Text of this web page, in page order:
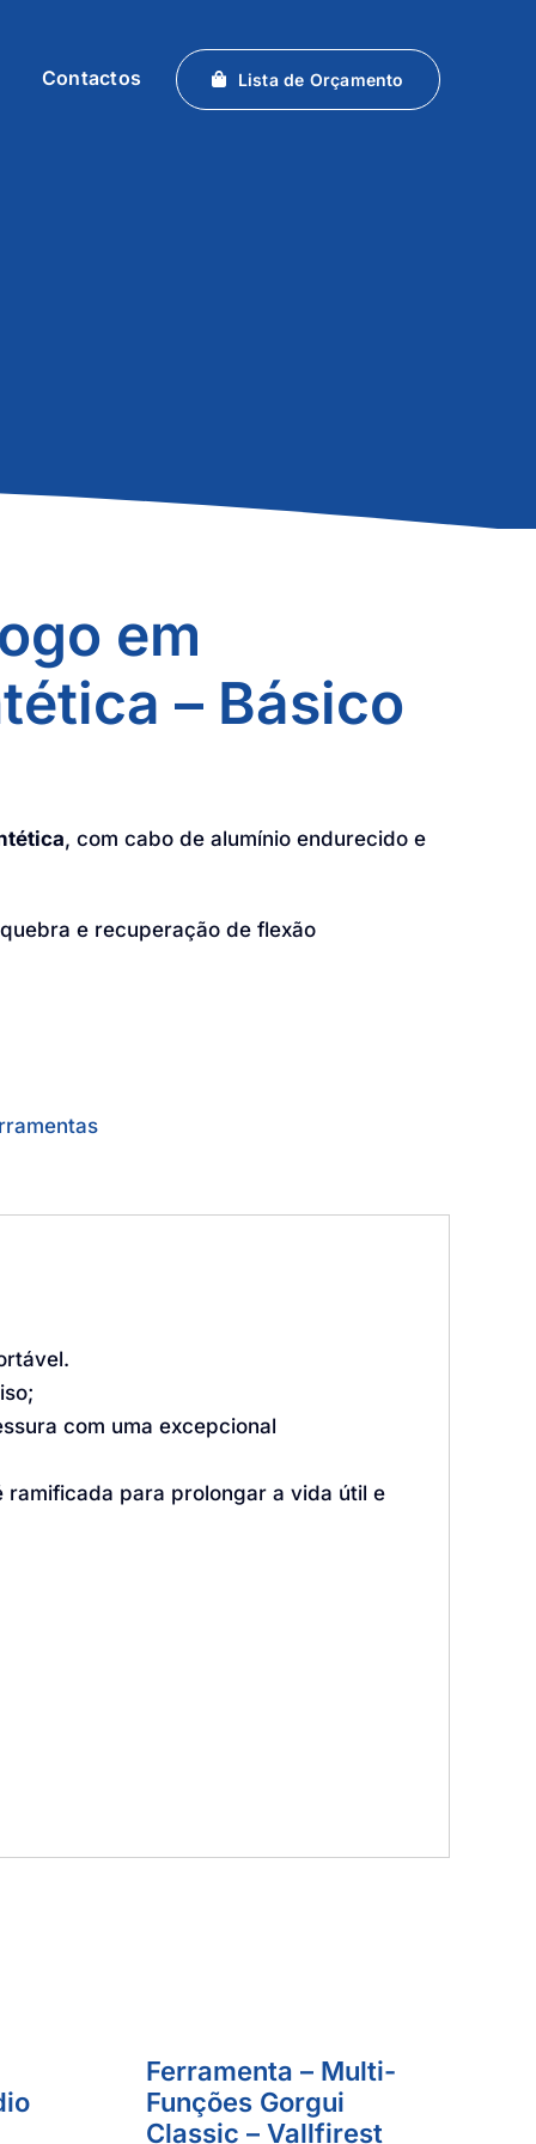
Contactos Lista de Orçamento
em
– Básico
, com cabo de alumínio endurecido e
e recuperação de flexão
com uma excepcional
para prolongar a vida útil e
Ferramenta – Multi-
Funções Gorgui
Classic – Vallfirest